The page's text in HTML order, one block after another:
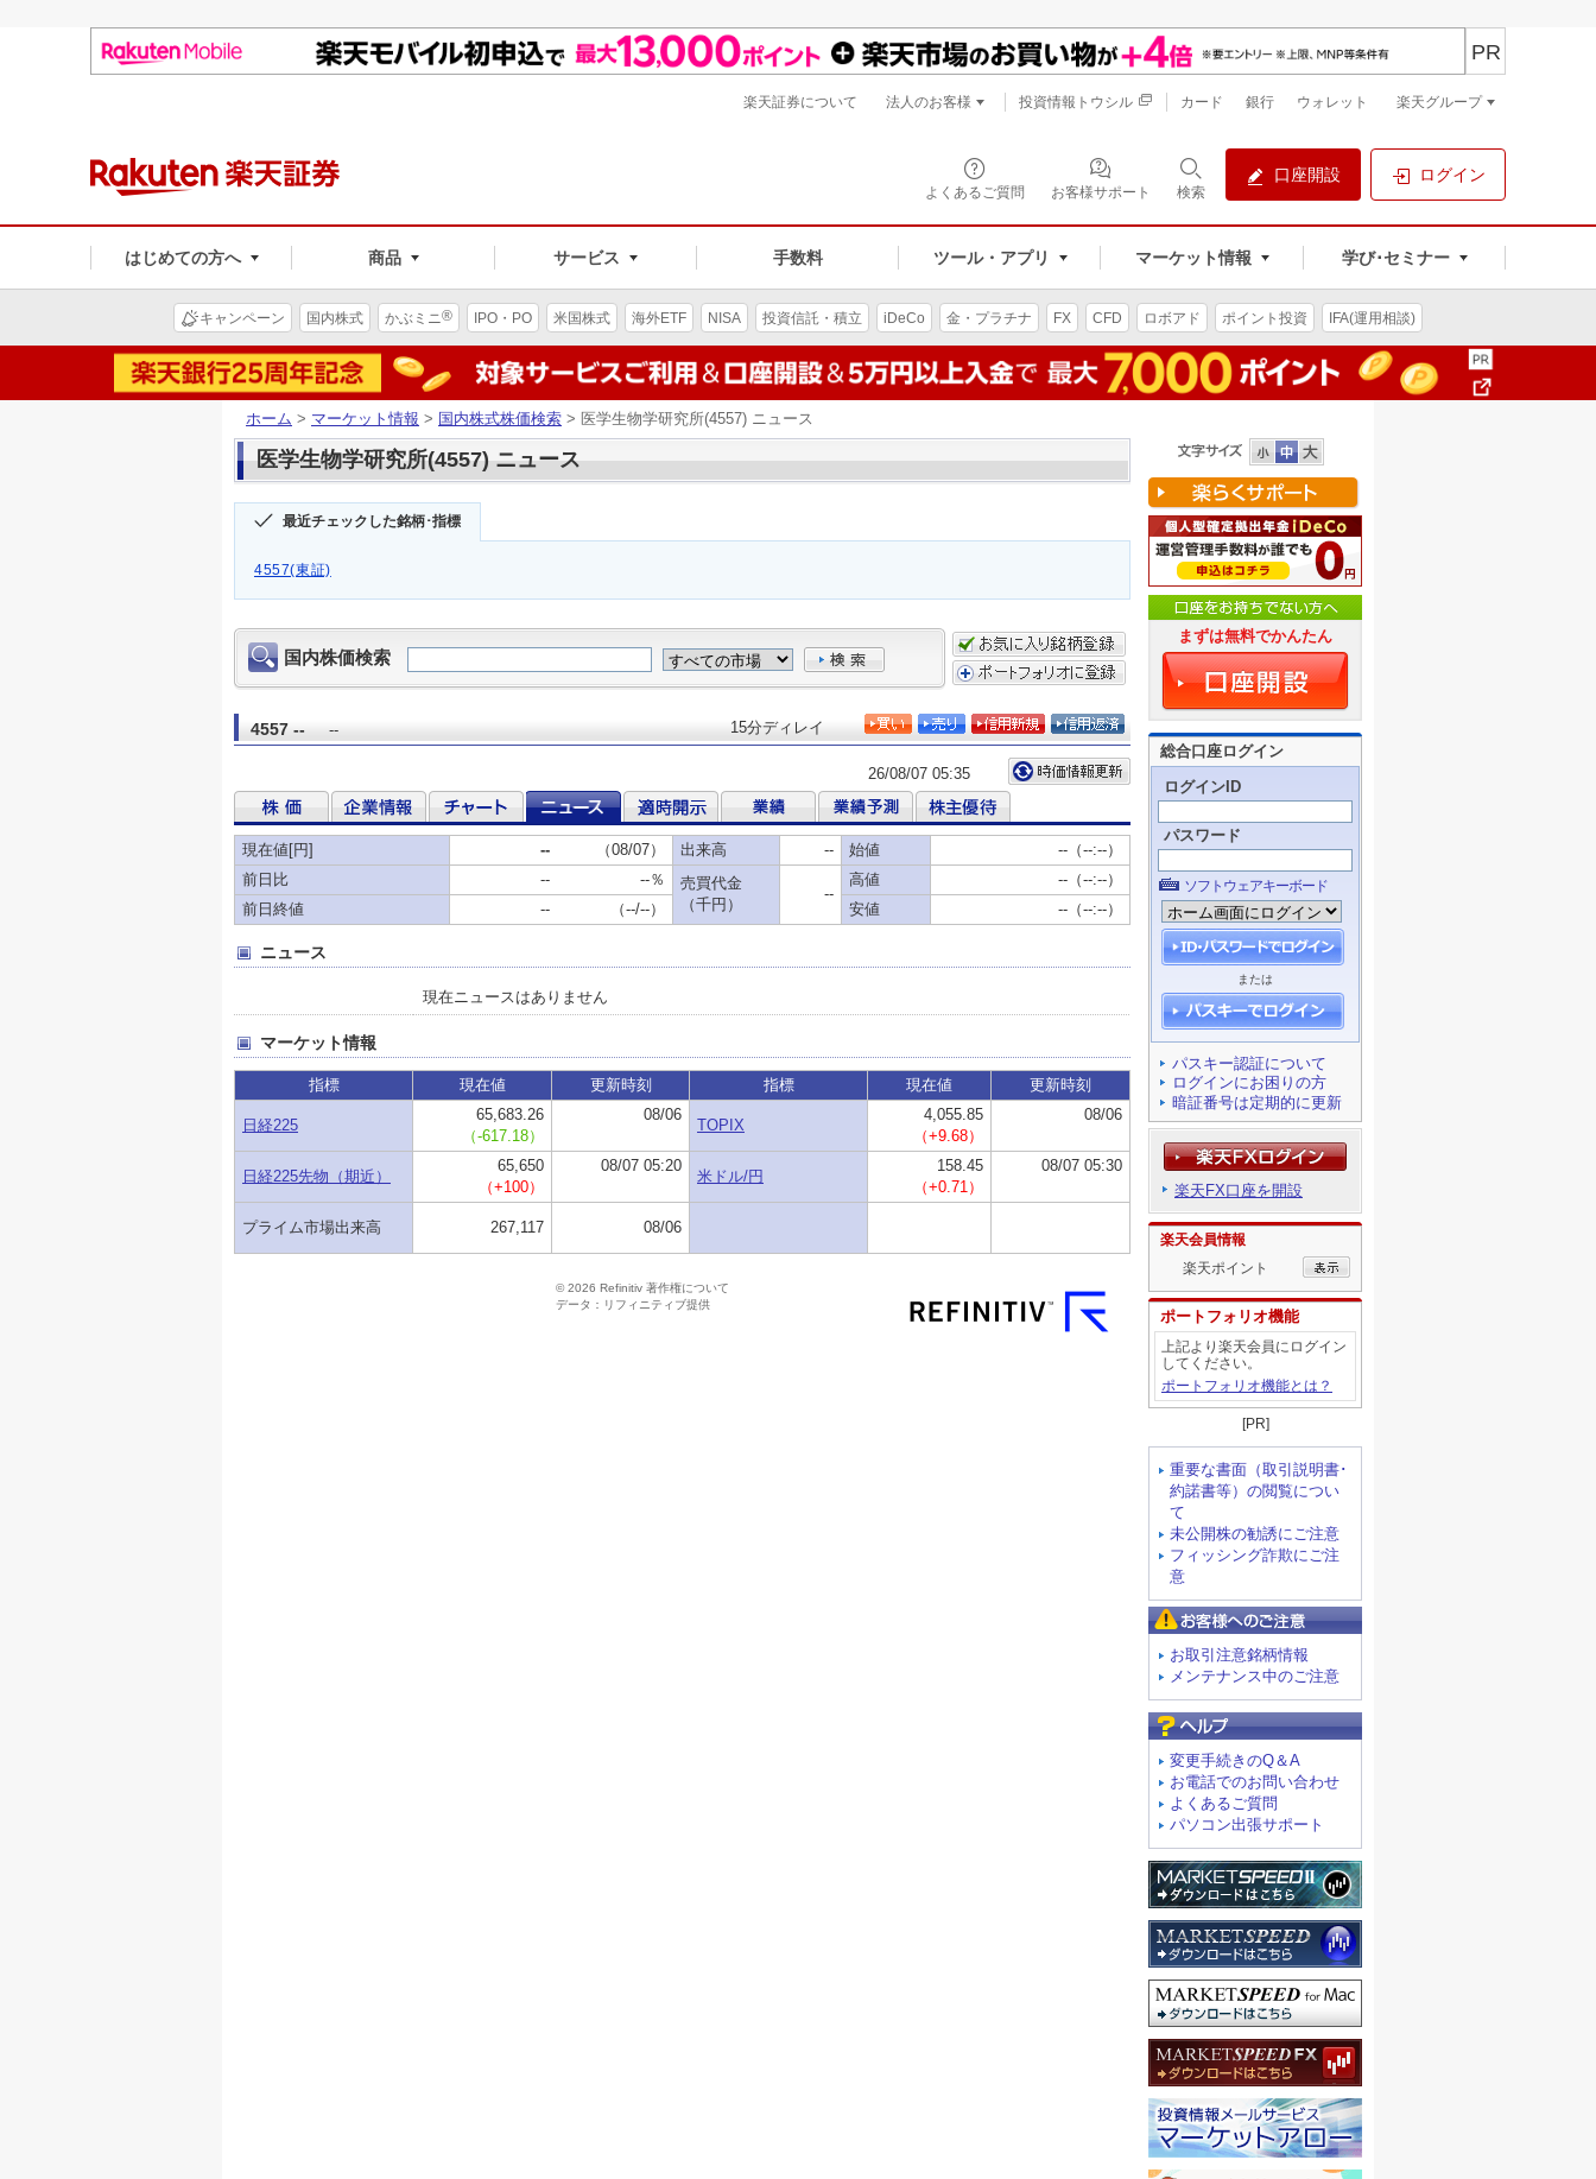
よくあるご質問 お客様サポート 検索
口座開設 ログイン
はじめての方へ 商品 サービス 手数料 ツール・アプリ マーケット情報 学び･セミナー
PR
楽天証券について 法人のお客様 投資情報トウシル カード 銀行 ウォレット 楽天グループ
キャンペーン 国内株式 かぶミニ® IPO・PO 米国株式 海外ETF NISA 投資信託・積立 iDeCo 金・プラチナ FX CFD ロボアド ポイント投資 IFA(運用相談)
ホーム > マーケット情報 > 国内株式株価検索 > 医学生物学研究所(4557) ニュース
医学生物学研究所(4557) ニュース
最近チェックした銘柄･指標
4557(東証)
まずは無料でかんたん
総合口座ログイン
ログインID
パスワード
ソフトウェアキーボード
または
パスキー認証について
ログインにお困りの方
暗証番号は定期的に更新
楽天FX口座を開設
楽天会員情報
楽天ポイント
ポートフォリオ機能
上記より楽天会員にログイン
してください。
ポートフォリオ機能とは？
[PR]
重要な書面（取引説明書･
約諾書等）の閲覧につい
て
未公開株の勧誘にご注意
フィッシング詐欺にご注
意
お取引注意銘柄情報
メンテナンス中のご注意
変更手続きのQ＆A
お電話でのお問い合わせ
よくあるご質問
パソコン出張サポート